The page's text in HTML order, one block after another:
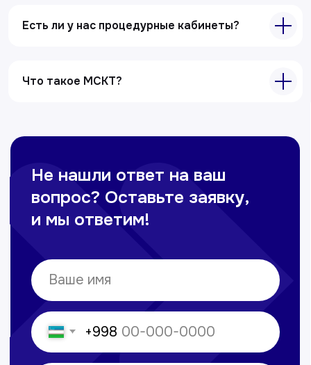
Есть ли у нас процедурные кабинеты?
Что такое МСКТ?
Услуги
Ультразвуковая диагностика
Лабораторная диагностика
О клиники
Акции
Специалисты